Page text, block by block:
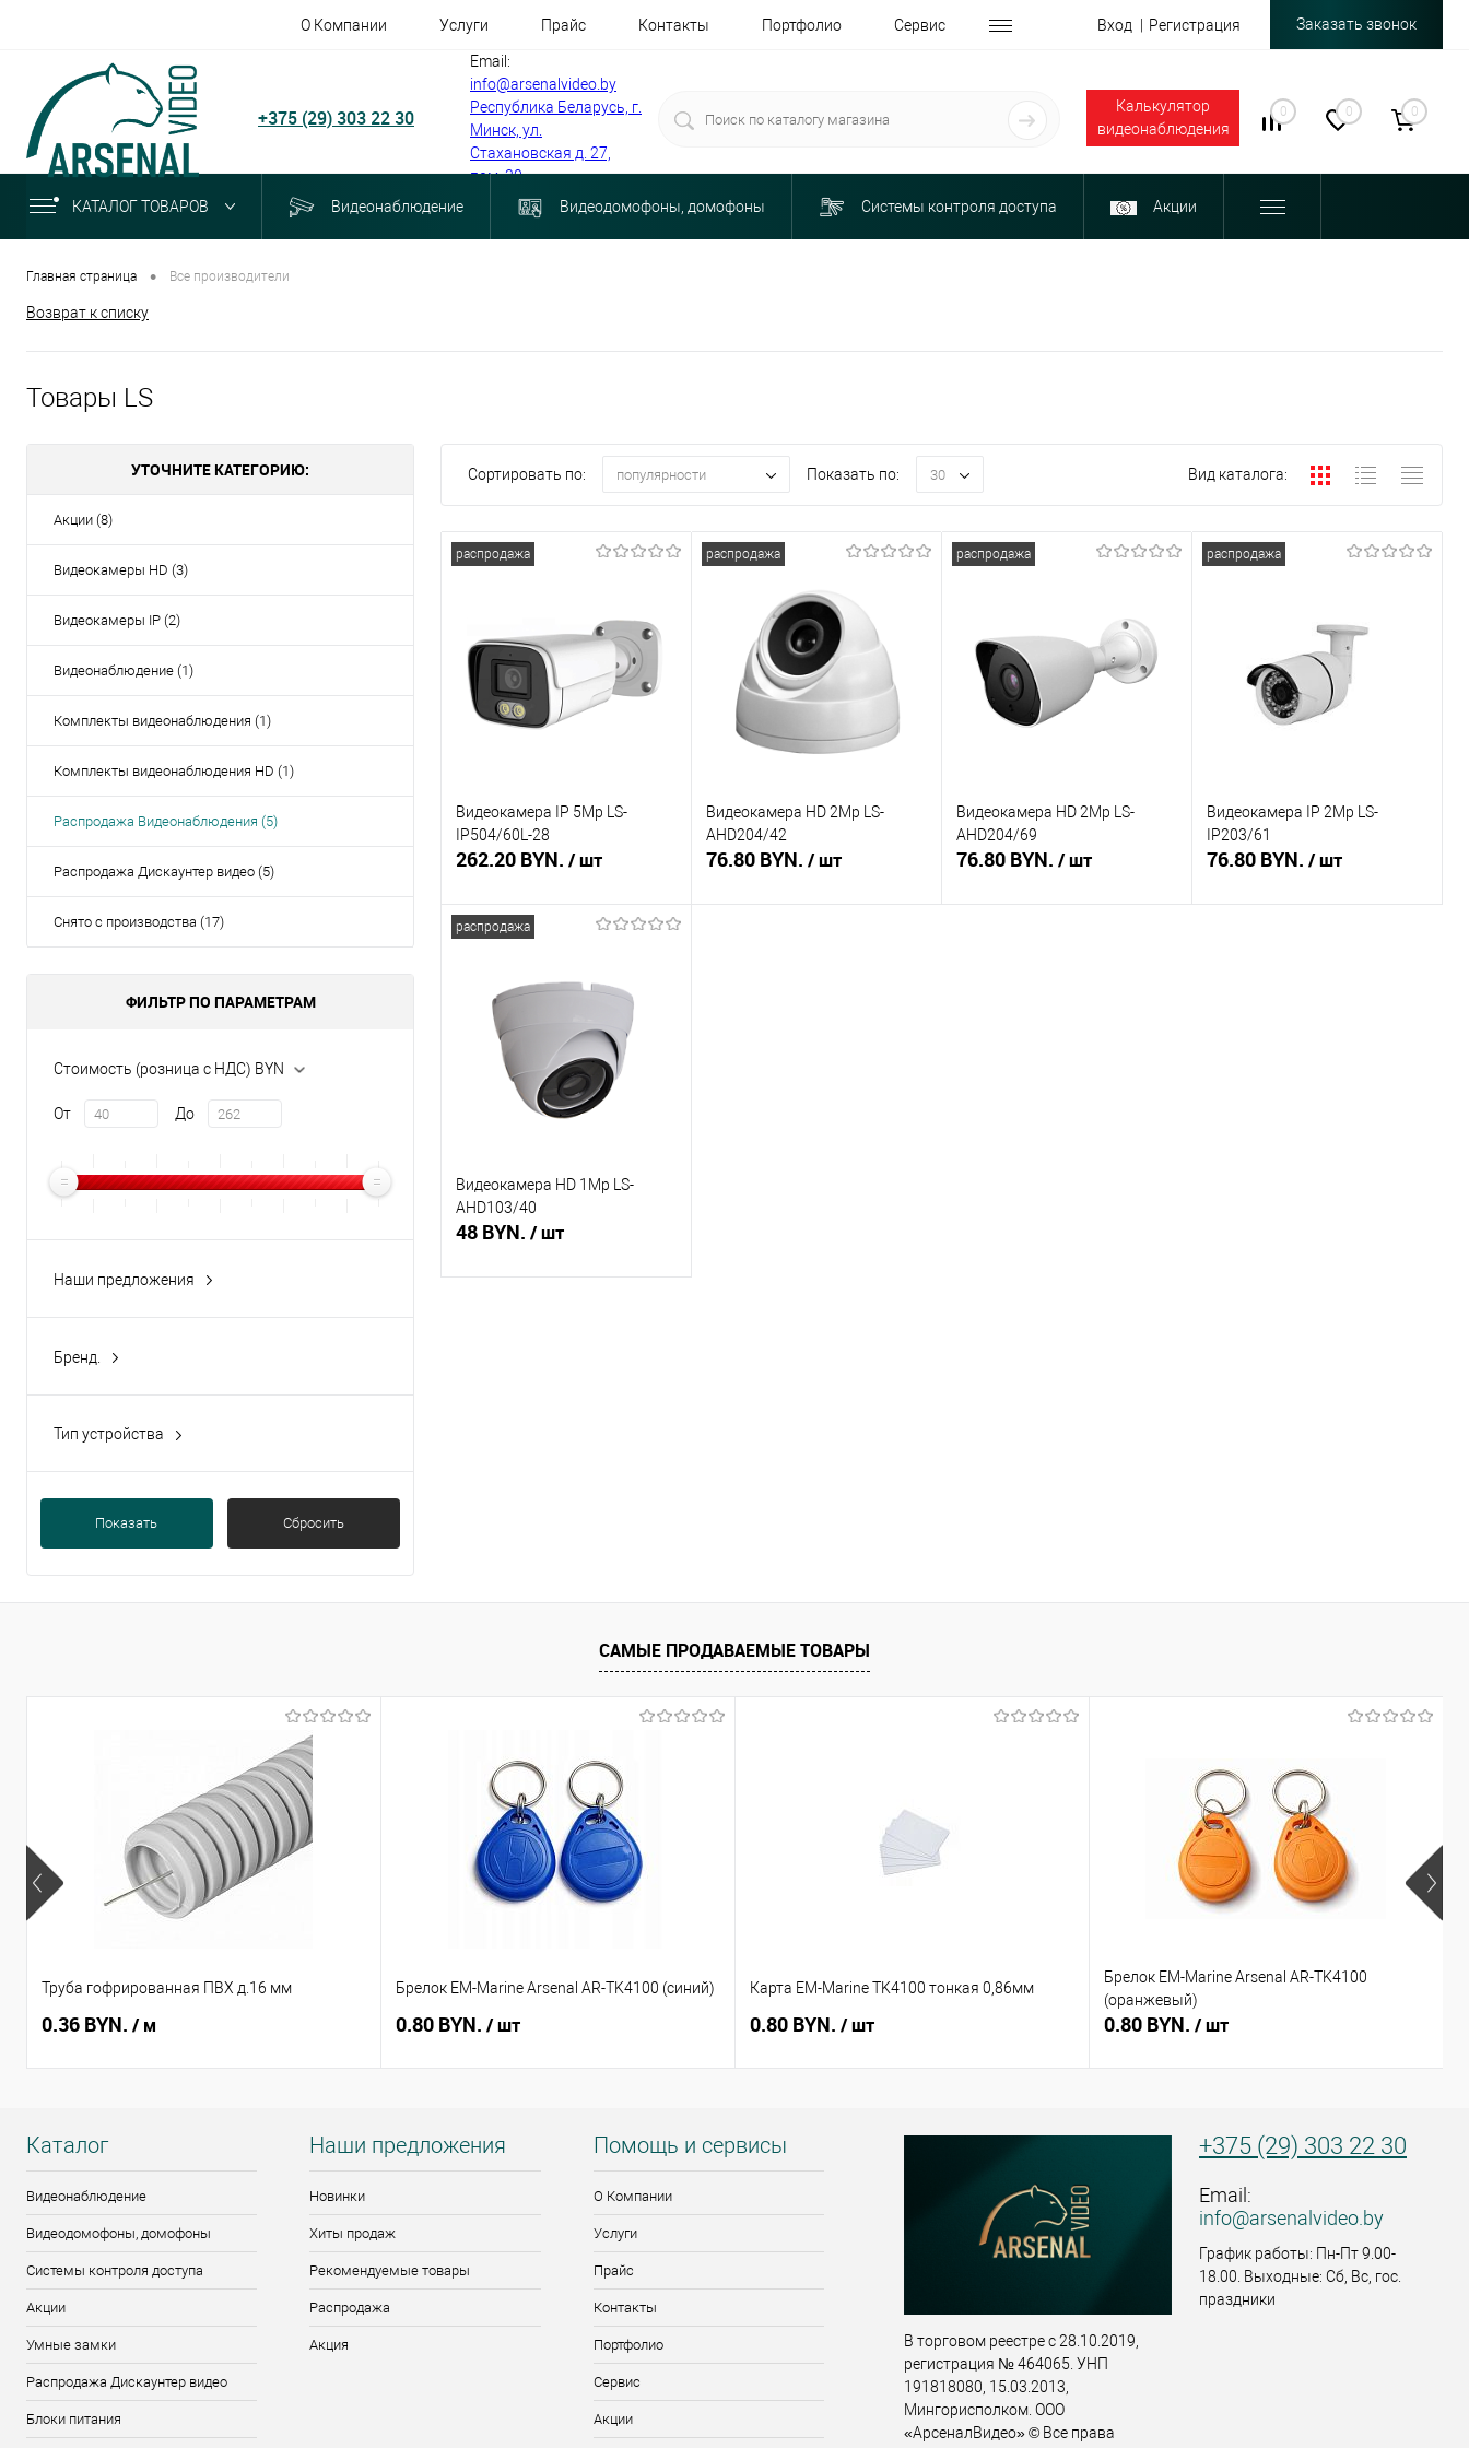
О Компании Услуги Прайс Контакты Портфолио Сервис Вход Регистрация Заказать звонок
+375 (29) 303 22 30
Email:
info@arsenalvideo.by
Республика Беларусь, г.
Минск, ул.
Стахановская д. 27,
пом. 30
Калькулятор
видеонаблюдения
0 0 0
КАТАЛОГ ТОВАРОВ Видеонаблюдение Видеодомофоны, домофоны Системы контроля доступа Акции
Главная страница • Все производители
Возврат к списку
Товары LS
УТОЧНИТЕ КАТЕГОРИЮ:
Акции (8)
Видеокамеры HD (3)
Видеокамеры IP (2)
Видеонаблюдение (1)
Комплекты видеонаблюдения (1)
Комплекты видеонаблюдения HD (1)
Распродажа Видеонаблюдения (5)
Распродажа Дискаунтер видео (5)
Снято с производства (17)
ФИЛЬТР ПО ПАРАМЕТРАМ
Стоимость (розница с НДС) BYN
От До
Наши предложения
Бренд.
Тип устройства
Показать Сбросить
Сортировать по: популярности Показать по: 30 Вид каталога:
распродажа
Видеокамера IP 5Mp LS-
IP504/60L-28
262.20 BYN. / шт
Купить в 1 клик
Сравнение
В избранное
Недоступно
распродажа
Видеокамера HD 2Mp LS-
AHD204/42
76.80 BYN. / шт
распродажа
Видеокамера HD 2Mp LS-
AHD204/69
76.80 BYN. / шт
распродажа
Видеокамера IP 2Mp LS-
IP203/61
76.80 BYN. / шт
распродажа
Видеокамера HD 1Mp LS-
AHD103/40
48 BYN. / шт
САМЫЕ ПРОДАВАЕМЫЕ ТОВАРЫ
Труба гофрированная ПВХ д.16 мм
0.36 BYN. / м
Брелок EM-Marine Arsenal AR-TK4100 (синий)
0.80 BYN. / шт
Карта EM-Marine TK4100 тонкая 0,86мм
0.80 BYN. / шт
Брелок EM-Marine Arsenal AR-TK4100
(оранжевый)
0.80 BYN. / шт
Каталог
Видеонаблюдение
Видеодомофоны, домофоны
Системы контроля доступа
Акции
Умные замки
Распродажа Дискаунтер видео
Блоки питания
Наши предложения
Новинки
Хиты продаж
Рекомендуемые товары
Распродажа
Акция
Помощь и сервисы
О Компании
Услуги
Прайс
Контакты
Портфолио
Сервис
Акции
В торговом реестре с 28.10.2019,
регистрация № 464065. УНП
191818080, 15.03.2013,
Мингорисполком. ООО
«АрсеналВидео» © Все права
+375 (29) 303 22 30
Email:
info@arsenalvideo.by
График работы: Пн-Пт 9.00-
18.00. Выходные: Сб, Вс, гос.
праздники